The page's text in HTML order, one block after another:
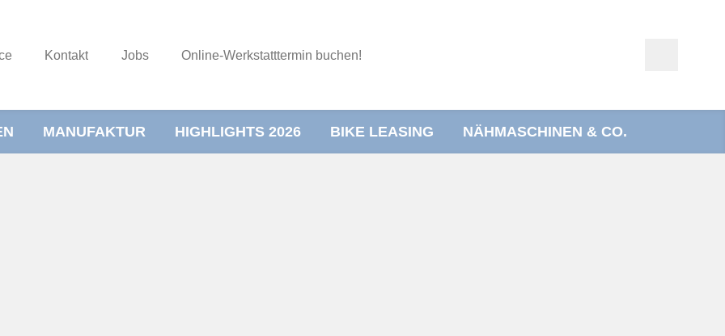
Kontakt Jobs Online-Werkstatttermin buchen!
MANUFAKTUR HIGHLIGHTS 2026 BIKE LEASING NÄHMASCHINEN & CO.